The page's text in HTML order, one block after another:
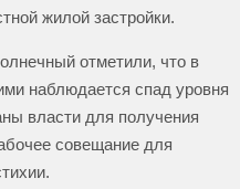
жилой застройки.
отметили, что в
наблюдается спад уровня
власти для получения
совещание для